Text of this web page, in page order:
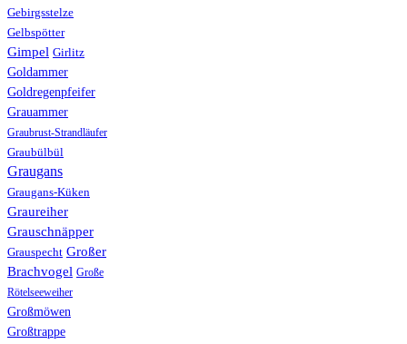
Gebirgsstelze
Gelbspötter
Gimpel Girlitz
Goldammer
Goldregenpfeifer
Grauammer
Graubrust-Strandläufer
Graubülbül
Graugans
Graugans-Küken
Graureiher
Grauschnäpper
Grauspecht Großer
Brachvogel Große
Rötelseeweiher
Großmöwen
Großtrappe